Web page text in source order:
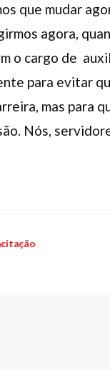
que mudar
agora,
o cargo de
para evitar
mas para
Nós,